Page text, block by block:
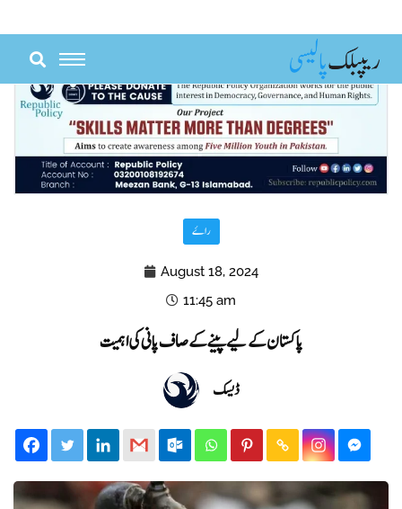
content
راۓ
August 18, 2024
11:45 am
پاکستان کے لیے پینے کے صاف پانی کی اہمیت
ڈیسک